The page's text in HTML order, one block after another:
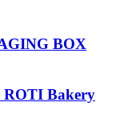
BOX
Bakery